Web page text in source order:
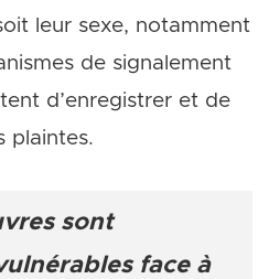
leur sexe, notamment
de signalement
d’enregistrer et de
plaintes.
sont
face à